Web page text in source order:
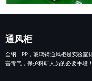
通风柜
全钢，PP，玻璃钢通风柜是实验室
害毒气，保护科研人员的必要手段！